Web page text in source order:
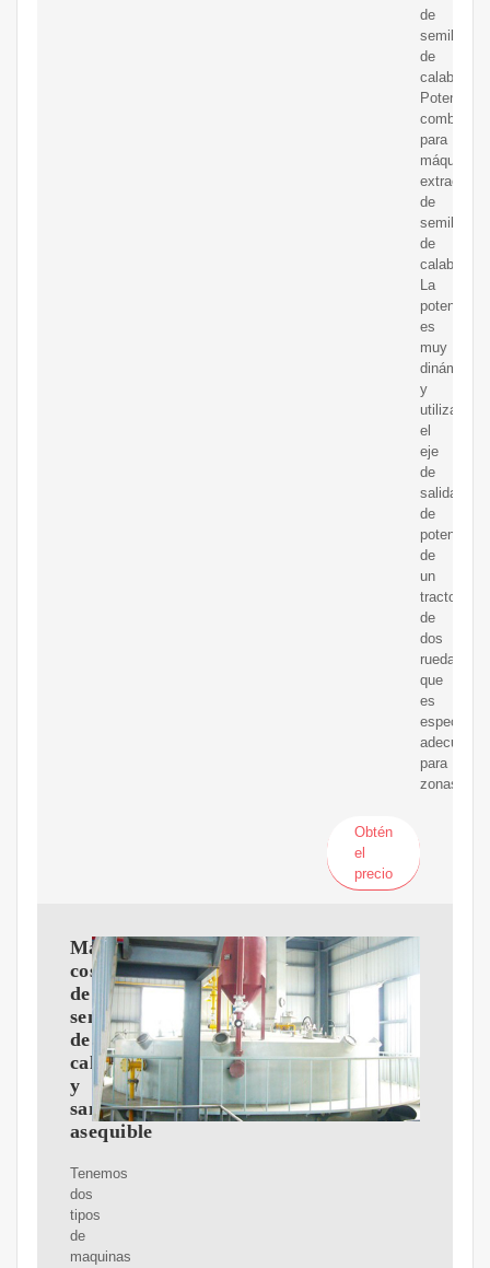
de
semillas
de
calabaza
Potencia
combinada
para
máquina
extractora
de
semillas
de
calabaza.
La
potencia
es
muy
dinámica
y
utiliza
el
eje
de
salida
de
potencia
de
un
tractor
de
dos
ruedas,
que
es
adecuado
para
zonas
Obtén
el
precio
Máquina
cosechadora
de
semillas
de
calabaza
y
sandía
asequible
Tenemos
dos
tipos
de
maquinas